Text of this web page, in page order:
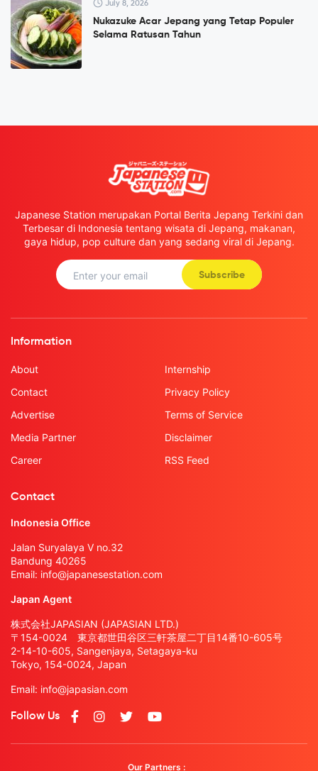
July 8, 2026
Nukazuke Acar Jepang yang Tetap Populer
Selama Ratusan Tahun
Japanese Station merupakan Portal Berita Jepang Terkini dan
Terbesar di Indonesia tentang wisata di Jepang, makanan,
gaya hidup, pop culture dan yang sedang viral di Jepang.
Subscribe
Information
About
Contact
Advertise
Media Partner
Career
Internship
Privacy Policy
Terms of Service
Disclaimer
RSS Feed
Contact
Indonesia Office
Jalan Suryalaya V no.32
Bandung 40265
Email: info@japanesestation.com
Japan Agent
株式会社JAPASIAN (JAPASIAN LTD.)
〒154-0024 東京都世田谷区三軒茶屋二丁目14番10-605号
2-14-10-605, Sangenjaya, Setagaya-ku
Tokyo, 154-0024, Japan
Email: info@japasian.com
Follow Us
Our Partners :